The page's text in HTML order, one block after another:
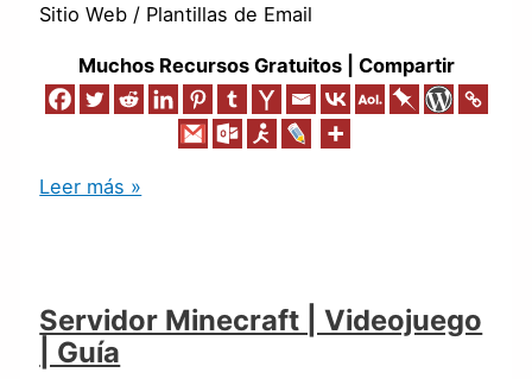
Sitio Web / Plantillas de Email
Muchos Recursos Gratuitos | Compartir
Leer más »
Servidor Minecraft | Videojuego
| Guía